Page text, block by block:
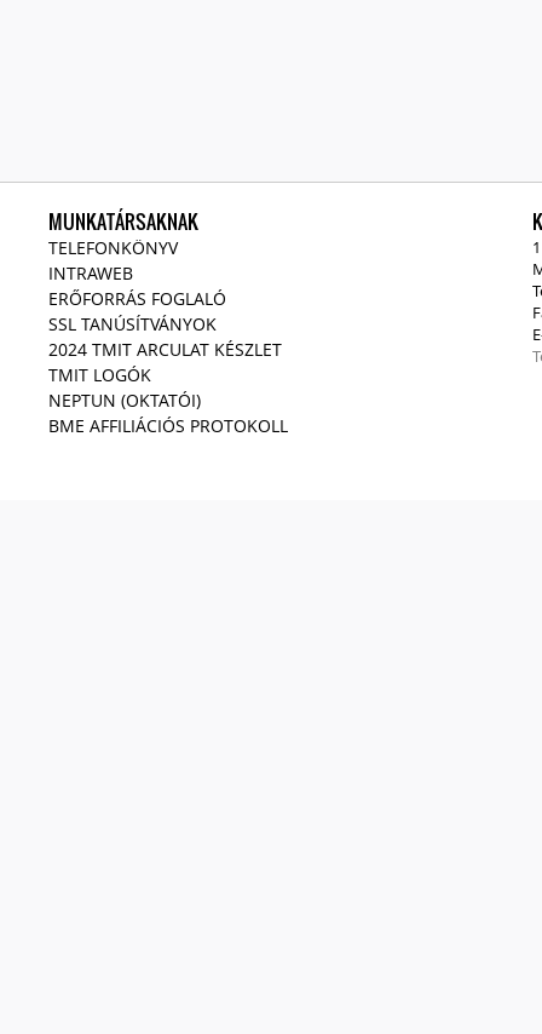
MUNKATÁRSAKNAK
TELEFONKÖNYV
INTRAWEB
ERŐFORRÁS FOGLALÓ
SSL TANÚSÍTVÁNYOK
2024 TMIT ARCULAT KÉSZLET
TMIT LOGÓK
NEPTUN (OKTATÓI)
BME AFFILIÁCIÓS PROTOKOLL